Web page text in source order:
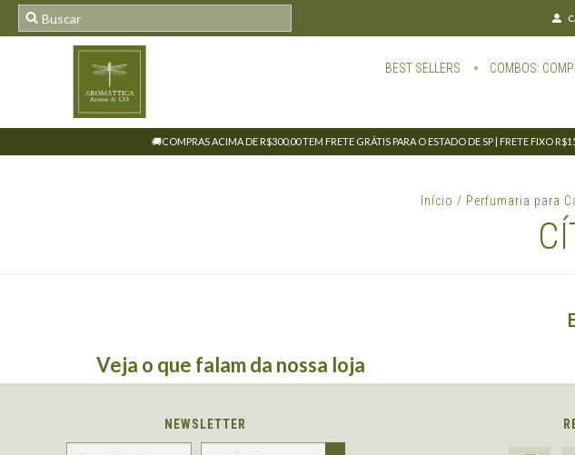
BEST SELLERS COMBOS:
🚚COMPRAS ACIMA DE R$300,00 TEM FRETE GRÁTIS PARA O ESTADO DE SP | FRETE FIXO
Início / Perfumaria para
Veja o que falam da nossa loja
NEWSLETTER